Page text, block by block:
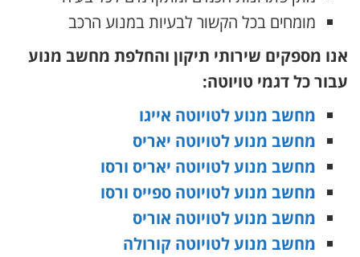
מומחים בכל הקשור לבעיות במנוע הרכב
אנו מספקים שירותי תיקון והחלפת מחשב מנוע
עבור כל דגמי טויוטה:
מחשב מנוע לטויוטה אייגו
מחשב מנוע לטויוטה יאריס
מחשב מנוע לטויוטה יאריס ורסו
מחשב מנוע לטויוטה ספייס ורסו
מחשב מנוע לטויוטה אוריס
מחשב מנוע לטויוטה קורולה